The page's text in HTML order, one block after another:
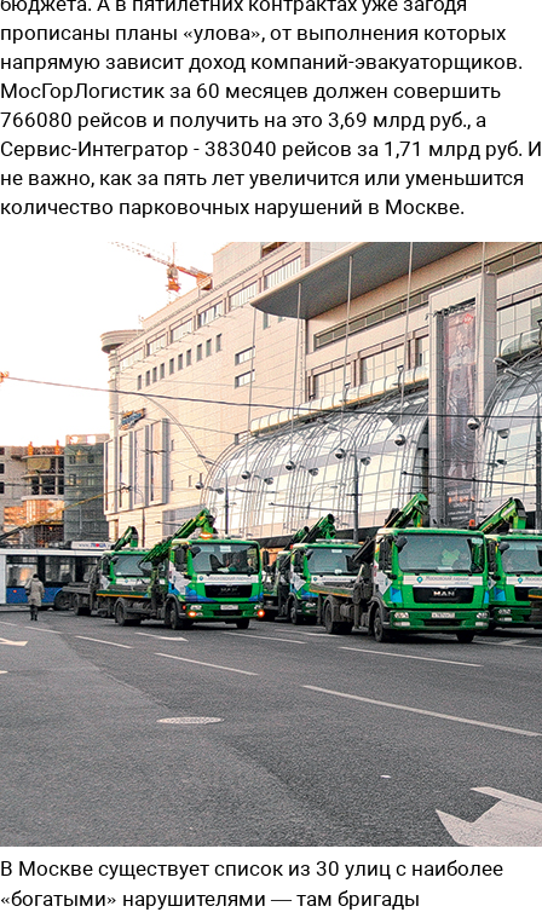
прописаны планы «улова», от выполнения которых
напрямую зависит доход компаний-эвакуаторщиков.
МосГорЛогистик за 60 месяцев должен совершить
766080 рейсов и получить на это 3,69 млрд руб., а
Сервис-Интегратор - 383040 рейсов за 1,71 млрд руб. И
не важно, как за пять лет увеличится или уменьшится
количество парковочных нарушений в Москве.
В Москве существует список из 30 улиц с наиболее
«богатыми» нарушителями — там бригады